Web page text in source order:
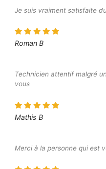
Je suis vraiment satisfaite
Roman B
Technicien attentif malgré
vous
Mathis B
Merci à la personne qui est